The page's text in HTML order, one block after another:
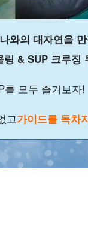
와의 대자연을
& SUP 크루징
모두 즐겨보자!
고가이드를 독차